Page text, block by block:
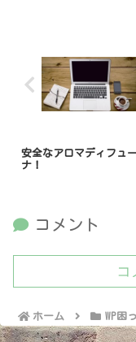
安全なアロマディフュ
ナ！
コメント
コ
ホーム WP困